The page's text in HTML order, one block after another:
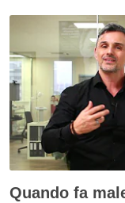
Quando fa